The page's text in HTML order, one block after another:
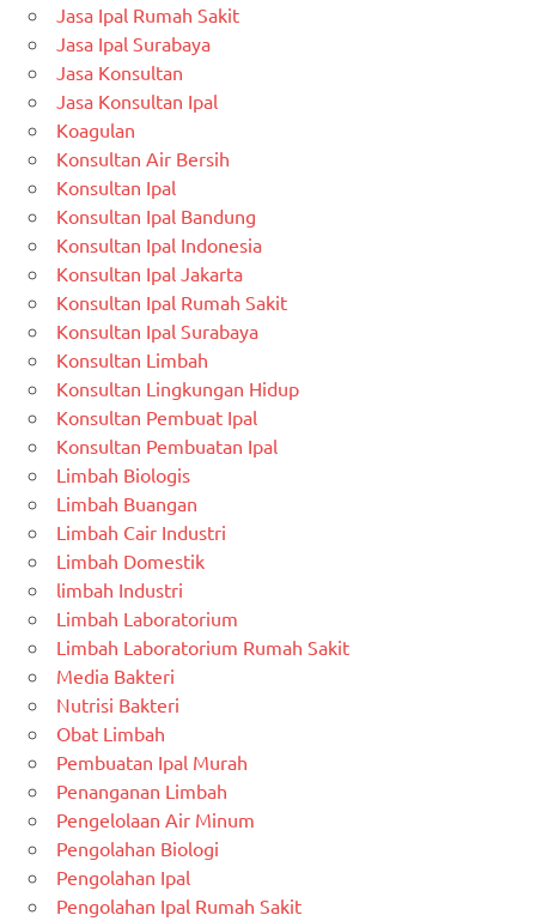
Jasa Ipal Rumah Sakit
Jasa Ipal Surabaya
Jasa Konsultan
Jasa Konsultan Ipal
Koagulan
Konsultan Air Bersih
Konsultan Ipal
Konsultan Ipal Bandung
Konsultan Ipal Indonesia
Konsultan Ipal Jakarta
Konsultan Ipal Rumah Sakit
Konsultan Ipal Surabaya
Konsultan Limbah
Konsultan Lingkungan Hidup
Konsultan Pembuat Ipal
Konsultan Pembuatan Ipal
Limbah Biologis
Limbah Buangan
Limbah Cair Industri
Limbah Domestik
limbah Industri
Limbah Laboratorium
Limbah Laboratorium Rumah Sakit
Media Bakteri
Nutrisi Bakteri
Obat Limbah
Pembuatan Ipal Murah
Penanganan Limbah
Pengelolaan Air Minum
Pengolahan Biologi
Pengolahan Ipal
Pengolahan Ipal Rumah Sakit